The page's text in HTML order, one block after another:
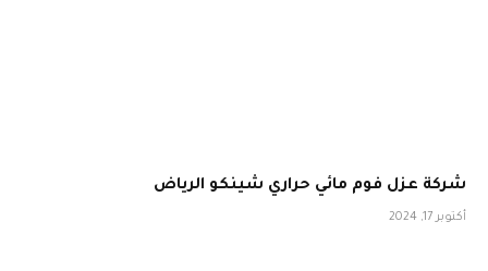
شركة عزل فوم مائي حراري شينكو الرياض
أكتوبر 17, 2024